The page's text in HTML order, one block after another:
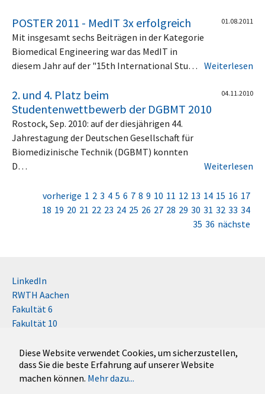
Diese Website verwendet Cookies, um sicherzustellen,
dass Sie die beste Erfahrung auf unserer Website
machen können. Mehr dazu...
POSTER 2011 - MedIT 3x erfolgreich 01.08.2011
Mit insgesamt sechs Beiträgen in der Kategorie
Biomedical Engineering war das MedIT in
diesem Jahr auf der "15th International Stu… Weiterlesen
2. und 4. Platz beim
Studentenwettbewerb der DGBMT 2010
04.11.2010
Rostock, Sep. 2010: auf der diesjährigen 44.
Jahrestagung der Deutschen Gesellschaft für
Biomedizinische Technik (DGBMT) konnten
D…
Weiterlesen
vorherige 1 2 3 4 5 6 7 8 9 10 11 12 13 14 15 16 17
18 19 20 21 22 23 24 25 26 27 28 29 30 31 32 33 34
35 36 nächste
LinkedIn
RWTH Aachen
Fakultät 6
Fakultät 10
Kontakt
Disclaimer (RWTH)